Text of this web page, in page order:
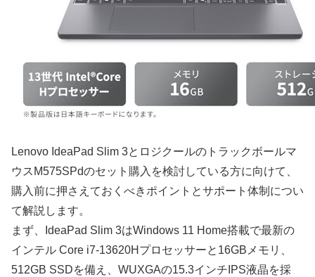
Lenovo IdeaPad Slim 3とロジクールのトラックボールマ
ウスM575SPdのセット購入を検討している方に向けて、
購入前に押さえておくべきポイントとサポート体制につい
て解説します。
まず、IdeaPad Slim 3はWindows 11 Home搭載で最新の
インテル Core i7-13620Hプロセッサーと16GBメモリ、
512GB SSDを備え、WUXGAの15.3インチIPS液晶を採